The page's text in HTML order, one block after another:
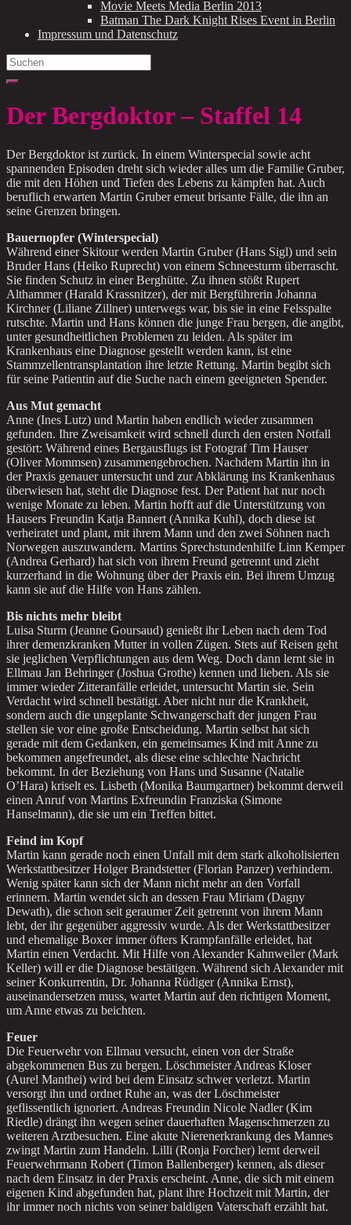
Movie Meets Media Berlin 2013
Batman The Dark Knight Rises Event in Berlin
Impressum und Datenschutz
Search
for:
Der Bergdoktor – Staffel 14
Der Bergdoktor ist zurück. In einem Winterspecial sowie acht
spannenden Episoden dreht sich wieder alles um die Familie Gruber,
die mit den Höhen und Tiefen des Lebens zu kämpfen hat. Auch
beruflich erwarten Martin Gruber erneut brisante Fälle, die ihn an
seine Grenzen bringen.
Bauernopfer (Winterspecial)
Während einer Skitour werden Martin Gruber (Hans Sigl) und sein
Bruder Hans (Heiko Ruprecht) von einem Schneesturm überrascht.
Sie finden Schutz in einer Berghütte. Zu ihnen stößt Rupert
Althammer (Harald Krassnitzer), der mit Bergführerin Johanna
Kirchner (Liliane Zillner) unterwegs war, bis sie in eine Felsspalte
rutschte. Martin und Hans können die junge Frau bergen, die angibt,
unter gesundheitlichen Problemen zu leiden. Als später im
Krankenhaus eine Diagnose gestellt werden kann, ist eine
Stammzellentransplantation ihre letzte Rettung. Martin begibt sich
für seine Patientin auf die Suche nach einem geeigneten Spender.
Aus Mut gemacht
Anne (Ines Lutz) und Martin haben endlich wieder zusammen
gefunden. Ihre Zweisamkeit wird schnell durch den ersten Notfall
gestört: Während eines Bergausflugs ist Fotograf Tim Hauser
(Oliver Mommsen) zusammengebrochen. Nachdem Martin ihn in
der Praxis genauer untersucht und zur Abklärung ins Krankenhaus
überwiesen hat, steht die Diagnose fest. Der Patient hat nur noch
wenige Monate zu leben. Martin hofft auf die Unterstützung von
Hausers Freundin Katja Bannert (Annika Kuhl), doch diese ist
verheiratet und plant, mit ihrem Mann und den zwei Söhnen nach
Norwegen auszuwandern. Martins Sprechstundenhilfe Linn Kemper
(Andrea Gerhard) hat sich von ihrem Freund getrennt und zieht
kurzerhand in die Wohnung über der Praxis ein. Bei ihrem Umzug
kann sie auf die Hilfe von Hans zählen.
Bis nichts mehr bleibt
Luisa Sturm (Jeanne Goursaud) genießt ihr Leben nach dem Tod
ihrer demenzkranken Mutter in vollen Zügen. Stets auf Reisen geht
sie jeglichen Verpflichtungen aus dem Weg. Doch dann lernt sie in
Ellmau Jan Behringer (Joshua Grothe) kennen und lieben. Als sie
immer wieder Zitteranfälle erleidet, untersucht Martin sie. Sein
Verdacht wird schnell bestätigt. Aber nicht nur die Krankheit,
sondern auch die ungeplante Schwangerschaft der jungen Frau
stellen sie vor eine große Entscheidung. Martin selbst hat sich
gerade mit dem Gedanken, ein gemeinsames Kind mit Anne zu
bekommen angefreundet, als diese eine schlechte Nachricht
bekommt. In der Beziehung von Hans und Susanne (Natalie
O’Hara) kriselt es. Lisbeth (Monika Baumgartner) bekommt derweil
einen Anruf von Martins Exfreundin Franziska (Simone
Hanselmann), die sie um ein Treffen bittet.
Feind im Kopf
Martin kann gerade noch einen Unfall mit dem stark alkoholisierten
Werkstattbesitzer Holger Brandstetter (Florian Panzer) verhindern.
Wenig später kann sich der Mann nicht mehr an den Vorfall
erinnern. Martin wendet sich an dessen Frau Miriam (Dagny
Dewath), die schon seit geraumer Zeit getrennt von ihrem Mann
lebt, der ihr gegenüber aggressiv wurde. Als der Werkstattbesitzer
und ehemalige Boxer immer öfters Krampfanfälle erleidet, hat
Martin einen Verdacht. Mit Hilfe von Alexander Kahnweiler (Mark
Keller) will er die Diagnose bestätigen. Während sich Alexander mit
seiner Konkurrentin, Dr. Johanna Rüdiger (Annika Ernst),
auseinandersetzen muss, wartet Martin auf den richtigen Moment,
um Anne etwas zu beichten.
Feuer
Die Feuerwehr von Ellmau versucht, einen von der Straße
abgekommenen Bus zu bergen. Löschmeister Andreas Kloser
(Aurel Manthei) wird bei dem Einsatz schwer verletzt. Martin
versorgt ihn und ordnet Ruhe an, was der Löschmeister
geflissentlich ignoriert. Andreas Freundin Nicole Nadler (Kim
Riedle) drängt ihn wegen seiner dauerhaften Magenschmerzen zu
weiteren Arztbesuchen. Eine akute Nierenerkrankung des Mannes
zwingt Martin zum Handeln. Lilli (Ronja Forcher) lernt derweil
Feuerwehrmann Robert (Timon Ballenberger) kennen, als dieser
nach dem Einsatz in der Praxis erscheint. Anne, die sich mit einem
eigenen Kind abgefunden hat, plant ihre Hochzeit mit Martin, der
ihr immer noch nichts von seiner baldigen Vaterschaft erzählt hat.